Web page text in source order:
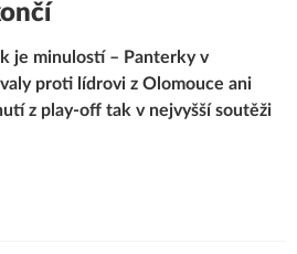
je minulostí – Panterky v
proti lídrovi z Olomouce ani
z play-off tak v nejvyšší soutěži